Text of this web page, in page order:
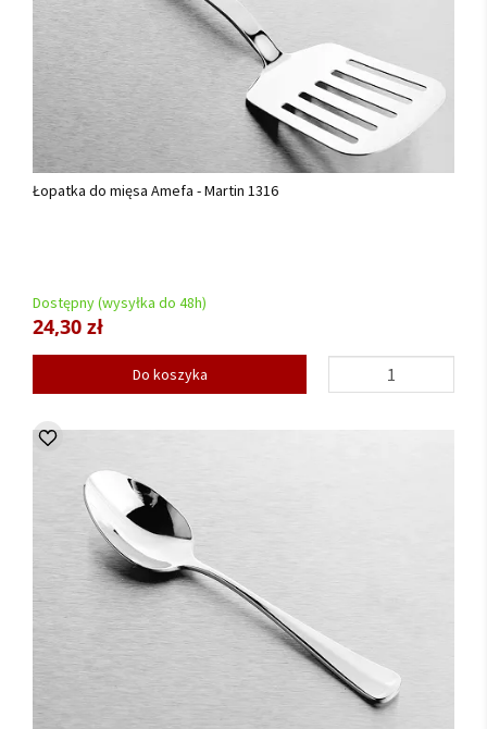
Łopatka do mięsa Amefa - Martin 1316
Dostępny (wysyłka do 48h)
24,30 zł
Do koszyka